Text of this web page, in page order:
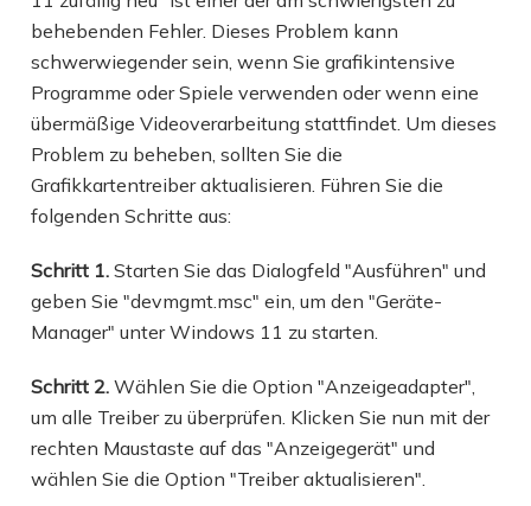
behebenden Fehler. Dieses Problem kann
schwerwiegender sein, wenn Sie grafikintensive
Programme oder Spiele verwenden oder wenn eine
übermäßige Videoverarbeitung stattfindet. Um dieses
Problem zu beheben, sollten Sie die
Grafikkartentreiber aktualisieren. Führen Sie die
folgenden Schritte aus:
Schritt 1. Starten Sie das Dialogfeld "Ausführen" und
geben Sie "devmgmt.msc" ein, um den "Geräte-
Manager" unter Windows 11 zu starten.
Schritt 2.Wählen Sie die Option "Anzeigeadapter",
um alle Treiber zu überprüfen. Klicken Sie nun mit der
rechten Maustaste auf das "Anzeigegerät" und
wählen Sie die Option "Treiber aktualisieren".